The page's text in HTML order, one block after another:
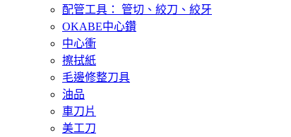
配管工具： 管切、絞刀、絞牙
OKABE中心鑽
中心衝
擦拭紙
毛邊修整刀具
油品
車刀片
美工刀